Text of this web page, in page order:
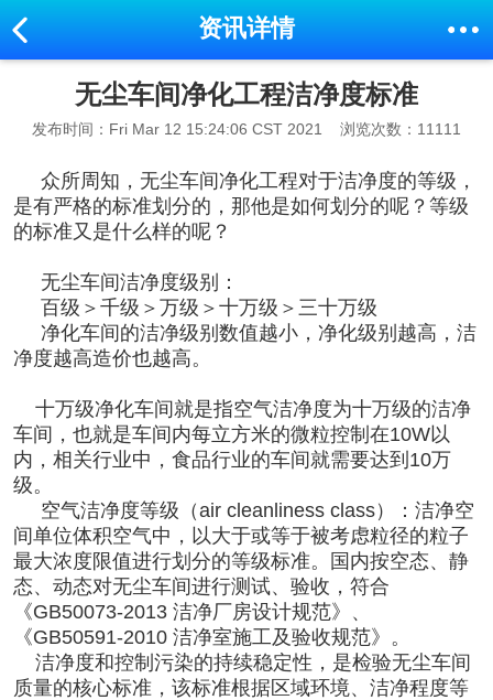
资讯详情
无尘车间净化工程洁净度标准
发布时间：Fri Mar 12 15:24:06 CST 2021 浏览次数：11111
众所周知， 无尘车间净化工程对于洁净度的等级，
是有严格的标准划分的，那他是如何划分的呢？等级
的标准又是什么样的呢？
无尘车间洁净度级别：
百级＞千级＞万级＞十万级＞三十万级
净化车间的洁净级别数值越小，净化级别越高，洁
净度越高造价也越高。
十万级净化车间就是指空气洁净度为十万级的洁净
车间，也就是车间内每立方米的微粒控制在10W以
内，相关行业中，食品行业的车间就需要达到10万
级。
空气洁净度等级（air cleanliness class）：洁净空
间单位体积空气中，以大于或等于被考虑粒径的粒子
最大浓度限值进行划分的等级标准。国内按空态、静
态、动态对无尘车间进行测试、验收，符合
《GB50073-2013 洁净厂房设计规范》、
《GB50591-2010 洁净室施工及验收规范》。
洁净度和控制污染的持续稳定性，是检验无尘车间
质量的核心标准，该标准根据区域环境、洁净程度等